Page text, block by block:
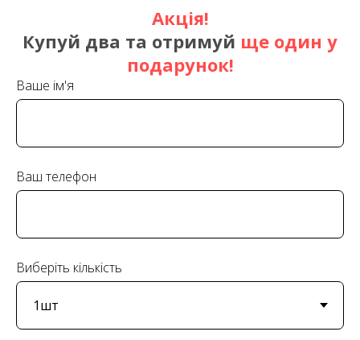
Акція!
Купуй два та отримуй ще один у
подарунок!
Ваше ім'я
Ваш телефон
Виберіть кількість